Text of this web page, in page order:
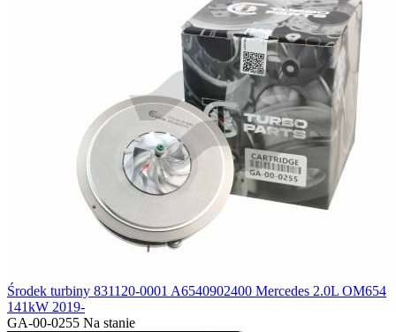
Środek turbiny 831120-0001 A6540902400 Mercedes 2.0L OM654
141kW 2019-
GA-00-0255 Na stanie